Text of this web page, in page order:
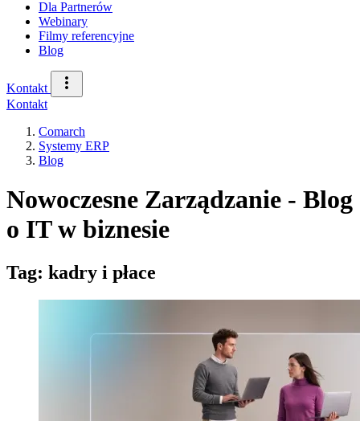
Dla Partnerów
Webinary
Filmy referencyjne
Blog
Kontakt
Kontakt
Comarch
Systemy ERP
Blog
Nowoczesne Zarządzanie - Blog
o IT w biznesie
Tag: kadry i płace